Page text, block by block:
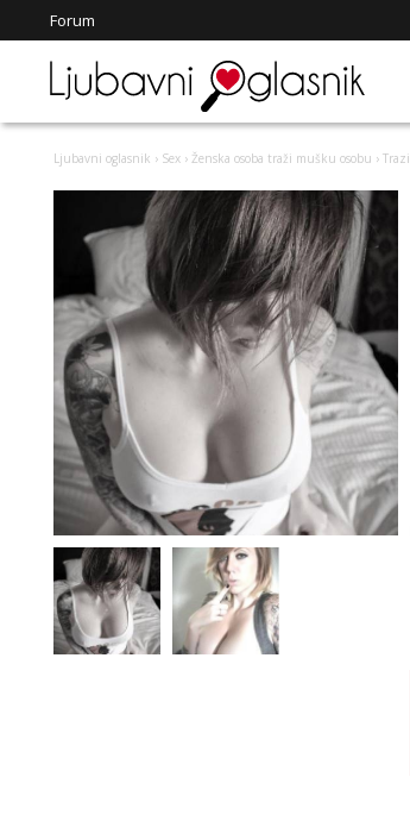
Forum
Ljubavni oglasnik › Sex › Ženska osoba traži mušku osobu ›